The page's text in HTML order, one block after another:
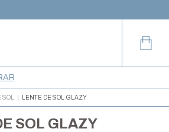
LENTE DE SOL GLAZY
SOL GLAZY